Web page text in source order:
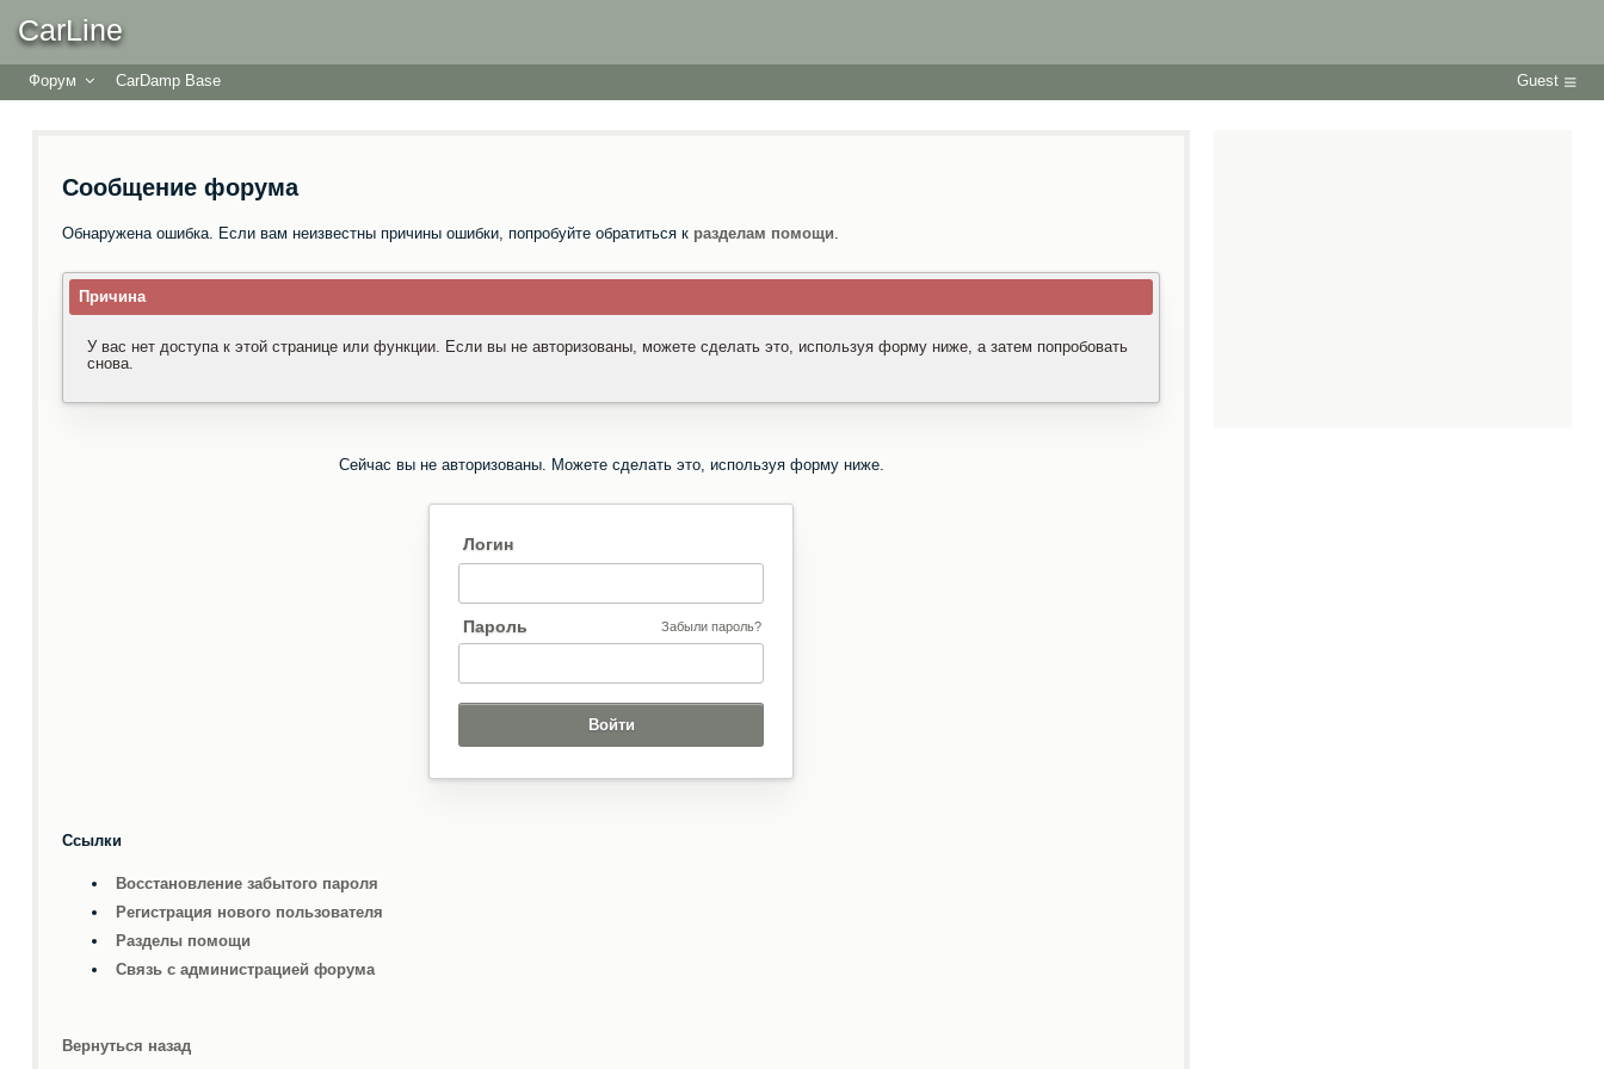
CarLine
Форум CarDamp Base Guest
Сообщение форума
Обнаружена ошибка. Если вам неизвестны причины ошибки, попробуйте обратиться к разделам помощи.
Причина
У вас нет доступа к этой странице или функции. Если вы не авторизованы, можете сделать это, используя форму ниже, а затем попробовать
снова.
Сейчас вы не авторизованы. Можете сделать это, используя форму ниже.
Логин
Пароль Забыли пароль?
Ссылки
Восстановление забытого пароля
Регистрация нового пользователя
Разделы помощи
Связь с администрацией форума
Вернуться назад